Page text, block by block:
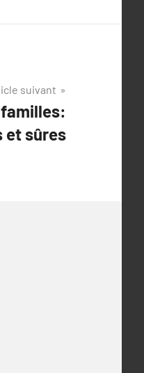
suivant
familles:
et sûres